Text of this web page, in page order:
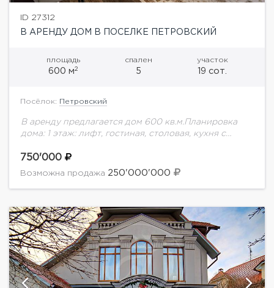
ID 27312
В АРЕНДУ ДОМ В ПОСЕЛКЕ ПЕТРОВСКИЙ
площадь
600 м2
спален
5
участок
19 сот.
Посёлок: Петровский
В аренду предлагается дом 600 кв.м.Планировка
дома: 1 этаж: лифт, гостиная, столовая, кухня с
гараж на 2 м/м, с/у гостевой.2...
750'000
Возможна продажа 250'000'000